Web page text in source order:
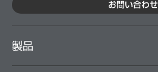
お問い合わせ
製品